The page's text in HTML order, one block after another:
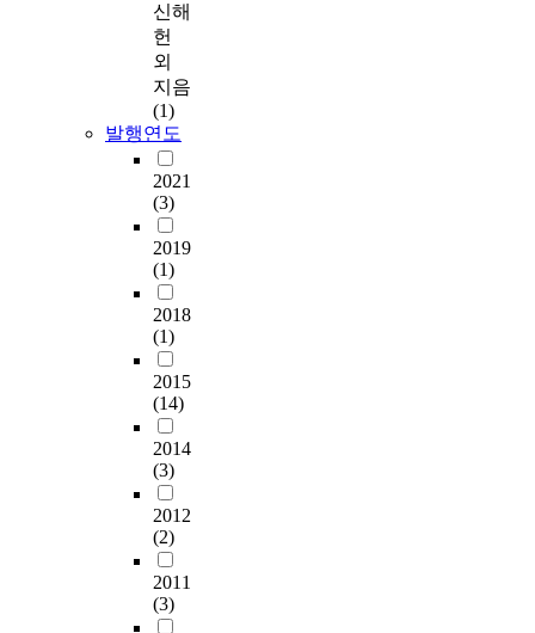
신해
헌
외
지음
(1)
발행연도
2021
(3)
2019
(1)
2018
(1)
2015
(14)
2014
(3)
2012
(2)
2011
(3)